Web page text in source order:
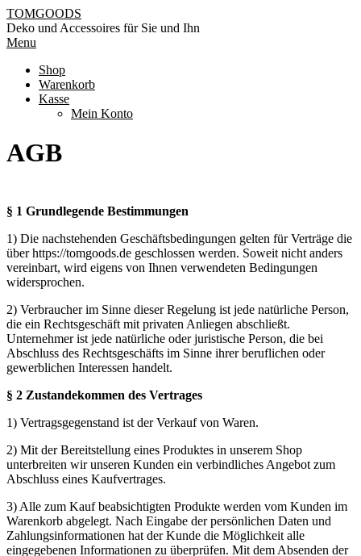
Skip
to
content
TOMGOODS
Deko und Accessoires für Sie und Ihn
Primary
Menu
Menu
Shop
Warenkorb
Kasse
Mein Konto
AGB
§ 1 Grundlegende Bestimmungen
1) Die nachstehenden Geschäftsbedingungen gelten für Verträge die
über https://tomgoods.de geschlossen werden. Soweit nicht anders
vereinbart, wird eigens von Ihnen verwendeten Bedingungen
widersprochen.
2) Verbraucher im Sinne dieser Regelung ist jede natürliche Person,
die ein Rechtsgeschäft mit privaten Anliegen abschließt.
Unternehmer ist jede natürliche oder juristische Person, die bei
Abschluss des Rechtsgeschäfts im Sinne ihrer beruflichen oder
gewerblichen Interessen handelt.
§ 2 Zustandekommen des Vertrages
1) Vertragsgegenstand ist der Verkauf von Waren.
2) Mit der Bereitstellung eines Produktes in unserem Shop
unterbreiten wir unseren Kunden ein verbindliches Angebot zum
Abschluss eines Kaufvertrages.
3) Alle zum Kauf beabsichtigten Produkte werden vom Kunden im
Warenkorb abgelegt. Nach Eingabe der persönlichen Daten und
Zahlungsinformationen hat der Kunde die Möglichkeit alle
eingegebenen Informationen zu überprüfen. Mit dem Absenden der